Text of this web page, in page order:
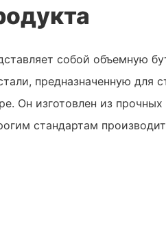
собой объемную
предназначенную для
Он изготовлен из
стандартам